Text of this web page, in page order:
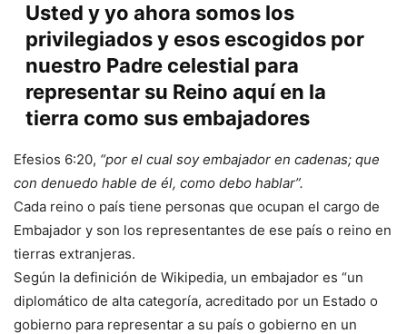
Usted y yo ahora somos los
privilegiados y esos escogidos por
nuestro Padre celestial para
representar su Reino aquí en la
tierra como sus embajadores
Efesios 6:20, “por el cual soy embajador en cadenas; que
con denuedo hable de él, como debo hablar”.
Cada reino o país tiene personas que ocupan el cargo de
Embajador y son los representantes de ese país o reino en
tierras extranjeras.
Según la definición de Wikipedia, un embajador es “un
diplomático de alta categoría, acreditado por un Estado o
gobierno para representar a su país o gobierno en un